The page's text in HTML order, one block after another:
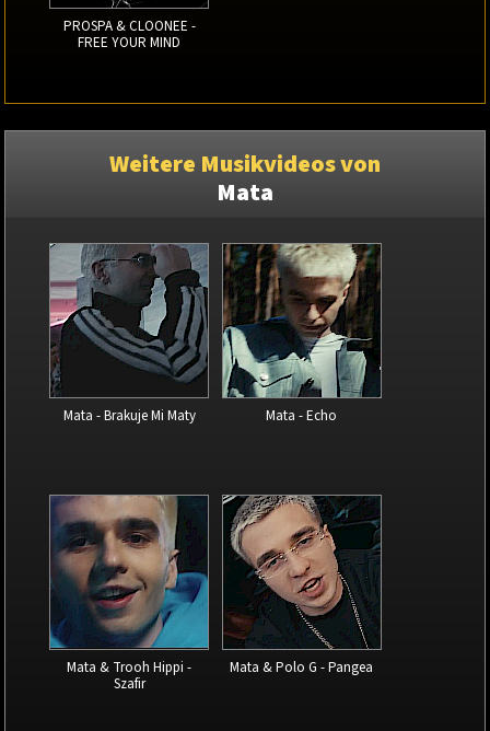
PROSPA & CLOONEE -
FREE YOUR MIND
Weitere Musikvideos von
Mata
Mata - Brakuje Mi Maty Mata - Echo
Mata & Trooh Hippi -
Szafir
Mata & Polo G - Pangea